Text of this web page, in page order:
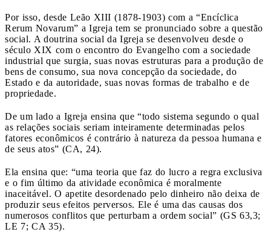
Por isso, desde Leão XIII (1878-1903) com a “Encíclica
Rerum Novarum” a Igreja tem se pronunciado sobre a questão
social. A doutrina social da Igreja se desenvolveu desde o
século XIX com o encontro do Evangelho com a sociedade
industrial que surgia, suas novas estruturas para a produção de
bens de consumo, sua nova concepção da sociedade, do
Estado e da autoridade, suas novas formas de trabalho e de
propriedade.
De um lado a Igreja ensina que “todo sistema segundo o qual
as relações sociais seriam inteiramente determinadas pelos
fatores econômicos é contrário à natureza da pessoa humana e
de seus atos” (CA, 24).
Ela ensina que: “uma teoria que faz do lucro a regra exclusiva
e o fim último da atividade econômica é moralmente
inaceitável. O apetite desordenado pelo dinheiro não deixa de
produzir seus efeitos perversos. Ele é uma das causas dos
numerosos conflitos que perturbam a ordem social” (GS 63,3;
LE 7; CA 35).